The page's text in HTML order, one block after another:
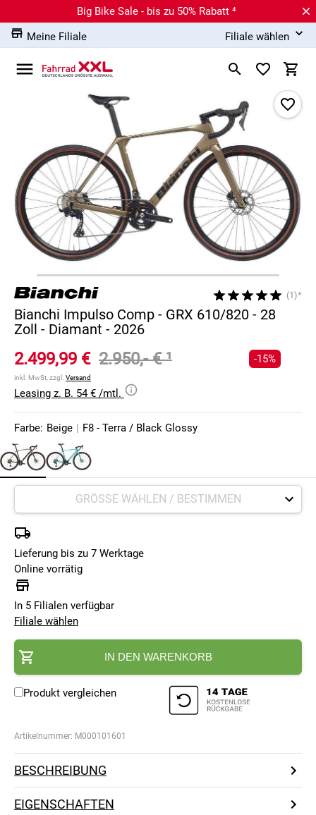
Big Bike Sale - bis zu 50% Rabatt ⁴
Meine Filiale
Filiale wählen
(1)*
Bianchi Impulso Comp - GRX 610/820 - 28
Zoll - Diamant - 2026
2.499,99 € 2.950,- €¹
inkl. MwSt, zzgl. Versand
-15%
Leasing z. B. 54 € /mtl.
Farbe: Beige | F8 - Terra / Black Glossy
Lieferung bis zu 7 Werktage
Online vorrätig
In 5 Filialen verfügbar
Filiale wählen
IN DEN WARENKORB
Produkt vergleichen
Artikelnummer: M000101601
BESCHREIBUNG
EIGENSCHAFTEN